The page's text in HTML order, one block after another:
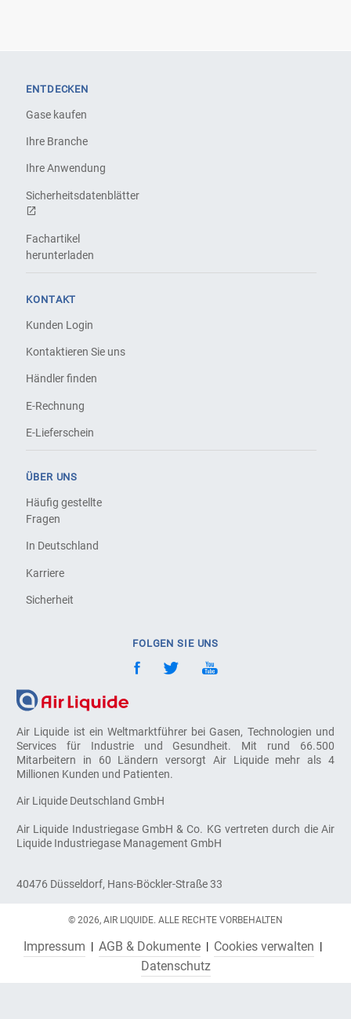
Air Liquide ist ein Weltmarktführer bei Gasen, Technologien und
Services für Industrie und Gesundheit. Mit rund 66.500
Mitarbeitern in 60 Ländern versorgt Air Liquide mehr als 4
Millionen Kunden und Patienten.
Air Liquide Deutschland GmbH
Air Liquide Industriegase GmbH & Co. KG vertreten durch die Air
Liquide Industriegase Management GmbH
40476 Düsseldorf, Hans-Böckler-Straße 33
ENTDECKEN
Gase kaufen
Ihre Branche
Ihre Anwendung
Sicherheitsdatenblätter
Fachartikel
herunterladen
KONTAKT
Kunden Login
Kontaktieren Sie uns
Händler finden
E-Rechnung
E-Lieferschein
ÜBER UNS
Häufig gestellte
Fragen
In Deutschland
Karriere
Sicherheit
FOLGEN SIE UNS
© 2026, AIR LIQUIDE. ALLE RECHTE VORBEHALTEN
Impressum AGB & Dokumente
Cookies verwalten
Datenschutz